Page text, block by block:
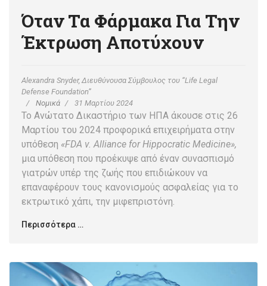
Όταν Τα Φάρμακα Για Την
Έκτρωση Αποτύχουν
Alexandra Snyder, Διευθύνουσα Σύμβουλος του “Life Legal
Defense Foundation”
Νομικά
31 Μαρτίου 2024
Το Ανώτατο Δικαστήριο των ΗΠΑ άκουσε στις 26
Μαρτίου του 2024 προφορικά επιχειρήματα στην
υπόθεση «FDA v. Alliance for Hippocratic Medicine»,
μια υπόθεση που προέκυψε από έναν συνασπισμό
γιατρών υπέρ της ζωής που επιδιώκουν να
επαναφέρουν τους κανονισμούς ασφαλείας για το
εκτρωτικό χάπι, την μιφεπριστόνη.
Περισσότερα …